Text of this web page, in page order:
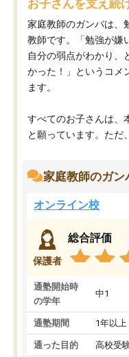
お子さんを支え続
家庭教師のガンバは、
教師です。「勉強が嫌
自分の弱点がわかり、
かった！」というコメ
ます。
すべてのお子さんは、
と願っています。ただ
家庭教師のガン
オンライン校
保護者
総合評価
通塾開始時
の学年
中1
通塾期間 1年以上
通った目的 高校受